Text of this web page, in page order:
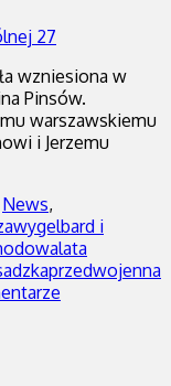
wzniesiona w
Pinsów.
warszawskiemu
i Jerzemu
News,
gelbard i
lata
przedwojenna